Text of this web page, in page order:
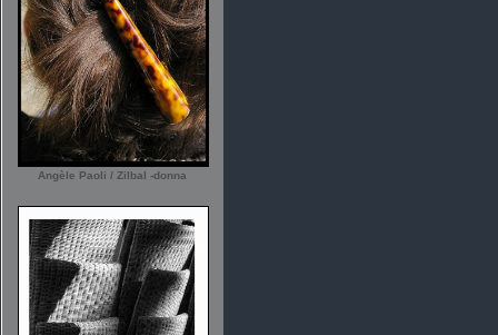
Angèle Paoli / Zilbal -donna